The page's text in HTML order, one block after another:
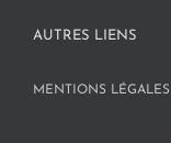
AUTRES LIENS
MENTIONS LÉGALES